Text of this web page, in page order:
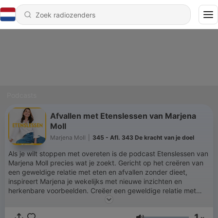
Afvallen met Etenslessen van Marjena
Moll
Marjena Moll 345 - Afl. 343 De kracht van je doel
Als je wilt stoppen met overeten is de podcast Etenslessen van
Marjena Moll precies wat je zoekt. Gericht op het creëren van
een geweldige relatie met eten en afvallen zonder dieet,
inspireert Marjena je wekelijks met nieuwe inzichten en
herkenbare voorbeelden. Creëer een geweldige relatie met
eten en het gewicht waar je blij mee bent. 💡📖 Ontdek hoe je